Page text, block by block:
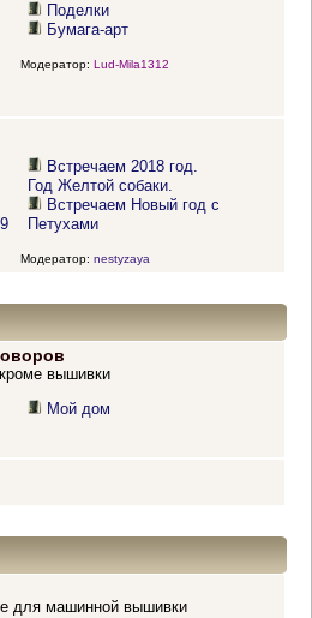
Поделки
Бумага-арт
Модератор: Lud-Mila1312
Встречаем 2018 год.
Год Желтой собаки.
Встречаем Новый год с
Петухами
Модератор: nestyzaya
вышивки
Мой дом
для машинной вышивки